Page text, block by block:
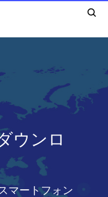
ウンロ
マートフォン